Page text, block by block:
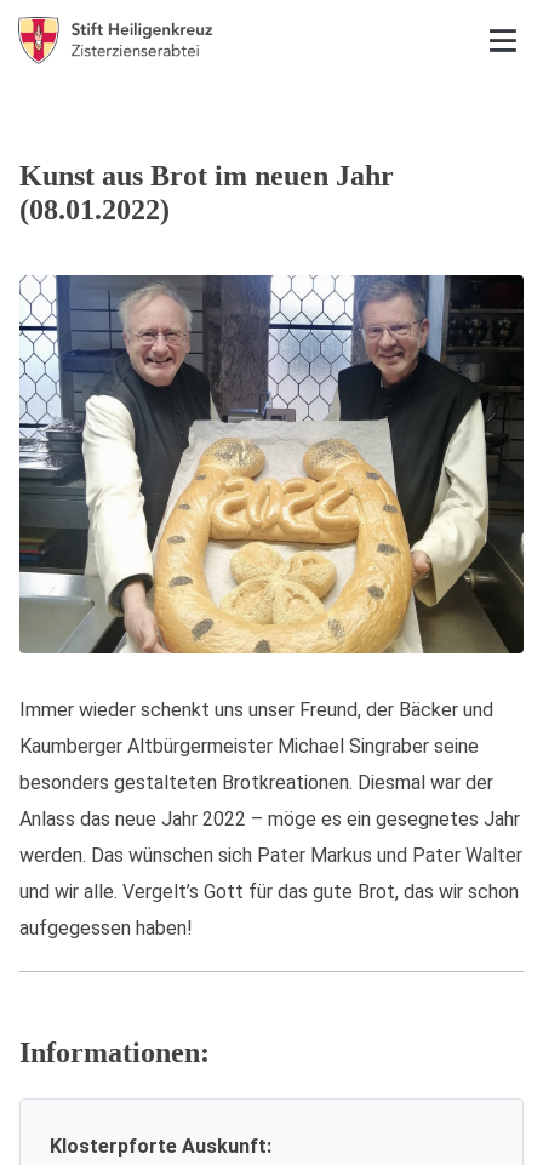
Kunst aus Brot im neuen Jahr
(08.01.2022)
Immer wieder schenkt uns unser Freund, der Bäcker und
Kaumberger Altbürgermeister Michael Singraber seine
besonders gestalteten Brotkreationen. Diesmal war der
Anlass das neue Jahr 2022 – möge es ein gesegnetes Jahr
werden. Das wünschen sich Pater Markus und Pater Walter
und wir alle. Vergelt’s Gott für das gute Brot, das wir schon
aufgegessen haben!
Informationen:
Klosterpforte Auskunft: